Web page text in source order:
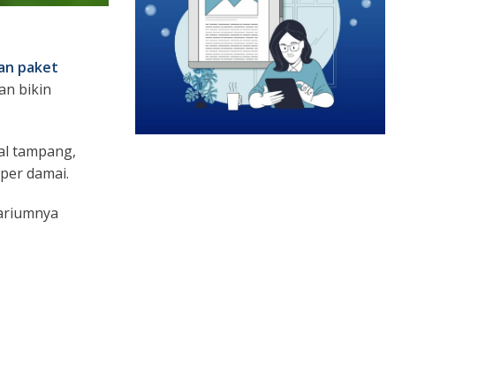
paket
bikin
tampang,
damai.